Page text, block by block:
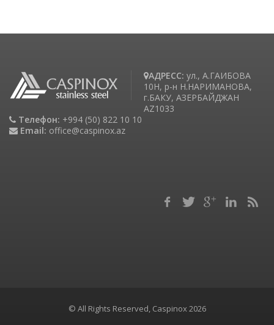
АДРЕСС: ул., А.ГАИБОВА
10H, р-н Н.НАРИМАНОВА,
г.БАКУ, АЗЕРБАЙДЖАН
AZ1033
Телефон: +994 (50) 822 10 10
Email: office@caspinox.az
© All Rights Reserved, Caspinox 2026